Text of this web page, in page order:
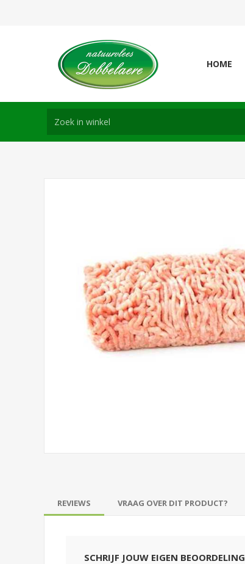
HOME
REVIEWS VRAAG OVER DIT PRODUCT?
SCHRIJF JOUW EIGEN BEOORDELING